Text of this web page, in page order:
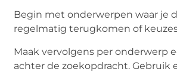
Begin met onderwerpen waar je
regelmatig terugkomen of
Maak vervolgens per onderwerp
achter de zoekopdracht. Gebruik